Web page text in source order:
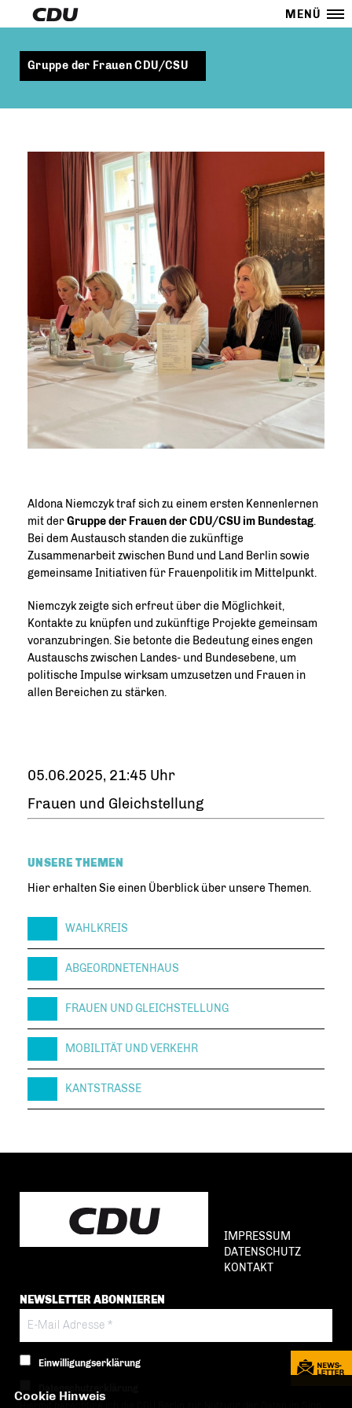
MENÜ
Gruppe der Frauen CDU/CSU
Aldona Niemczyk traf sich zu einem ersten Kennenlernen
mit derGruppe der Frauen der CDU/CSU im Bundestag.
Bei dem Austausch standen die zukünftige
Zusammenarbeit zwischen Bund und Land Berlin sowie
gemeinsame Initiativen für Frauenpolitik im Mittelpunkt.
Niemczyk zeigte sich erfreut über die Möglichkeit,
Kontakte zu knüpfen und zukünftige Projekte gemeinsam
voranzubringen. Sie betonte die Bedeutung eines engen
Austauschs zwischen Landes- und Bundesebene, um
politische Impulse wirksam umzusetzen und Frauen in
allen Bereichen zu stärken.
05.06.2025, 21:45 Uhr
Frauen und Gleichstellung
UNSERE THEMEN
Hier erhalten Sie einen Überblick über unsere Themen.
WAHLKREIS
ABGEORDNETENHAUS
FRAUEN UND GLEICHSTELLUNG
MOBILITÄT UND VERKEHR
KANTSTRASSE
IMPRESSUM
DATENSCHUTZ
KONTAKT
NEWSLETTER ABONNIEREN
Einwilligungserklärung
Cookie Hinweis